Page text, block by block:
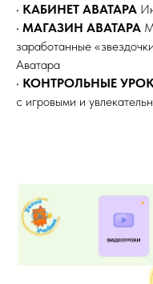
• КАБИНЕТ АВАТАРА
• МАГАЗИН АВАТАРА
заработанные
Аватара
• КОНТРОЛЬНЫЕ
с игровыми и